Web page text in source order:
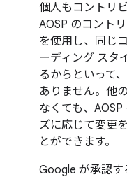
個人もコントリ
AOSP のコント
を使用し、同じ
ーディング スタ
るからといって
ありません。他
なくても、
ズに応じて変更
とができます。
Google が承認